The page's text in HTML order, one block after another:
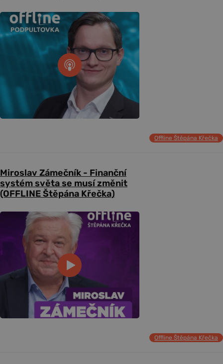
Offline Štěpána Křečka
Miroslav Zámečník - Finanční
systém světa se musí změnit
(OFFLINE Štěpána Křečka)
Offline Štěpána Křečka